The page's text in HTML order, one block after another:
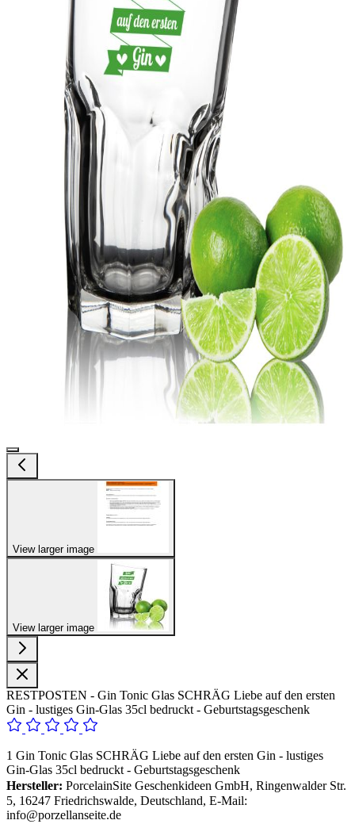
View larger image
View larger image
RESTPOSTEN - Gin Tonic Glas SCHRÄG Liebe auf den ersten
Gin - lustiges Gin-Glas 35cl bedruckt - Geburtstagsgeschenk
1 Gin Tonic Glas SCHRÄG Liebe auf den ersten Gin - lustiges
Gin-Glas 35cl bedruckt - Geburtstagsgeschenk
Hersteller: PorcelainSite Geschenkideen GmbH, Ringenwalder Str.
5, 16247 Friedrichswalde, Deutschland, E-Mail:
info@porzellanseite.de